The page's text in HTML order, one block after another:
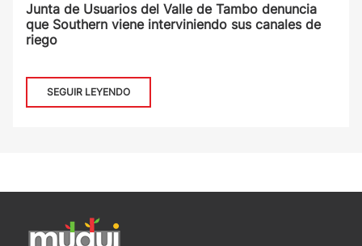
Junta de Usuarios del Valle de Tambo denuncia
que Southern viene interviniendo sus canales de
riego
SEGUIR LEYENDO